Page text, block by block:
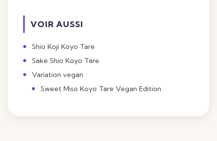
VOIR AUSSI
Shio Koji Koyo Tare
Sake Shio Koyo Tare
Variation vegan :
Sweet Miso Koyo Tare Vegan Edition